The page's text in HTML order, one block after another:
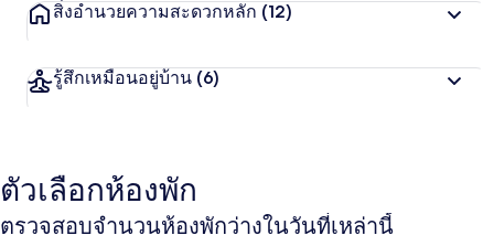
สิ่งอำนวยความสะดวกหลัก (12)
รู้สึกเหมือนอยู่บ้าน (6)
ตัวเลือกห้องพัก
ตรวจสอบจำนวนห้องพักว่างในวันที่เหล่านี้